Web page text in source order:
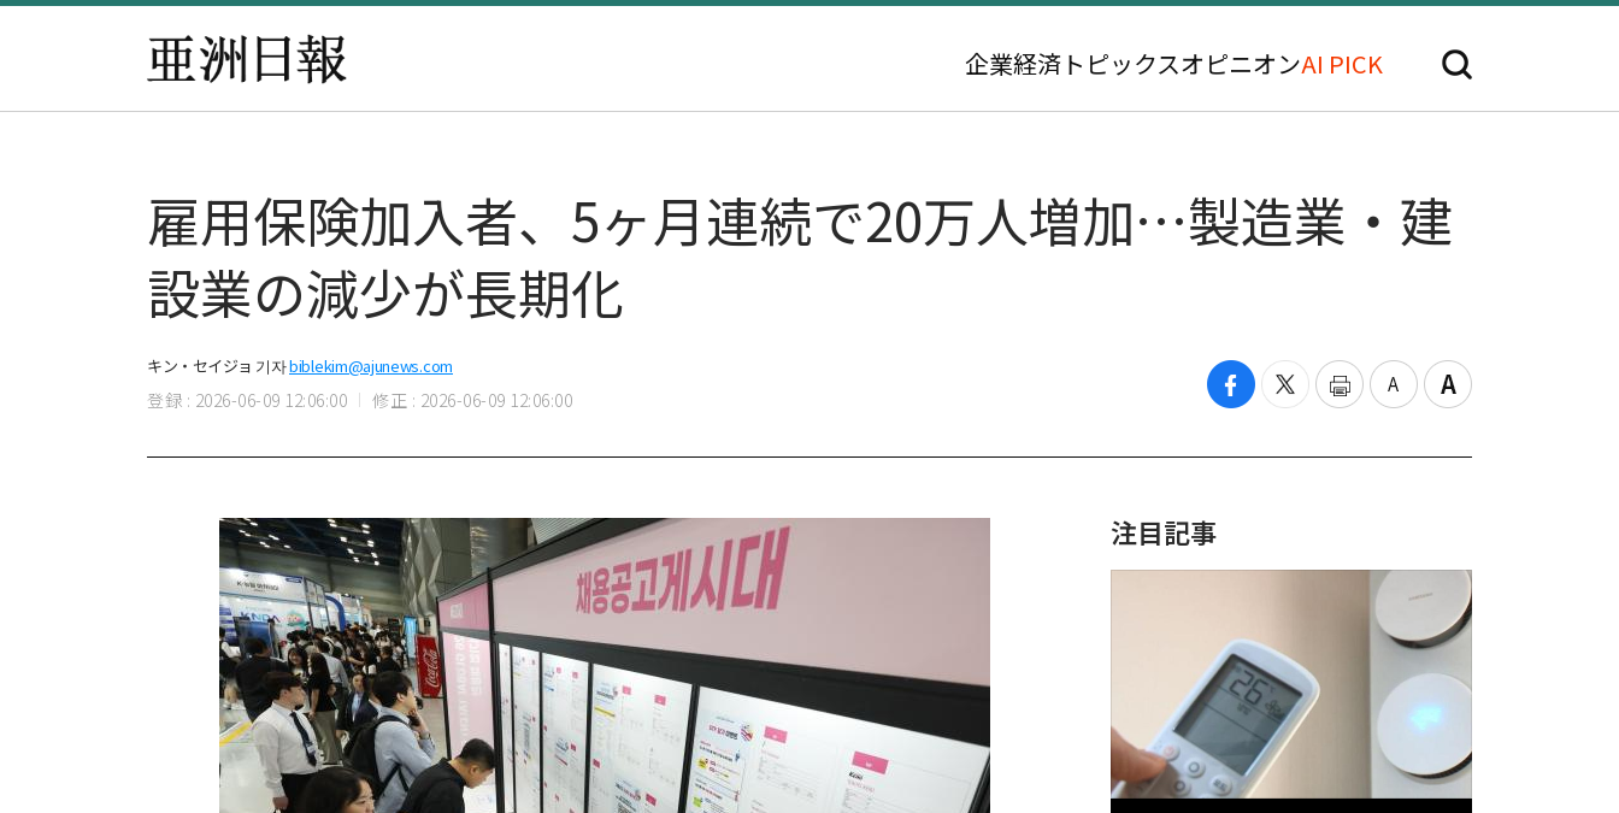
企業経済 トピックスオピニオンAI PICK
雇用保険加入者、5ヶ月連続で20万人増加…製造業・建
設業の減少が長期化
キン・セイジョ 기자biblekim@ajunews.com
登録 : 2026-06-09 12:06:00 修正 : 2026-06-09 12:06:00
注目記事